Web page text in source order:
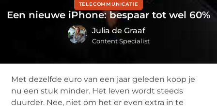
TELECOMMUNICATIE
Een nieuwe iPhone: bespaar tot wel 60%
Julia de Graaf
Content Specialist
Met dezelfde euro van een jaar geleden koop je
nu een stuk minder. Het leven wordt steeds
duurder. Nee, niet om het er even extra in te